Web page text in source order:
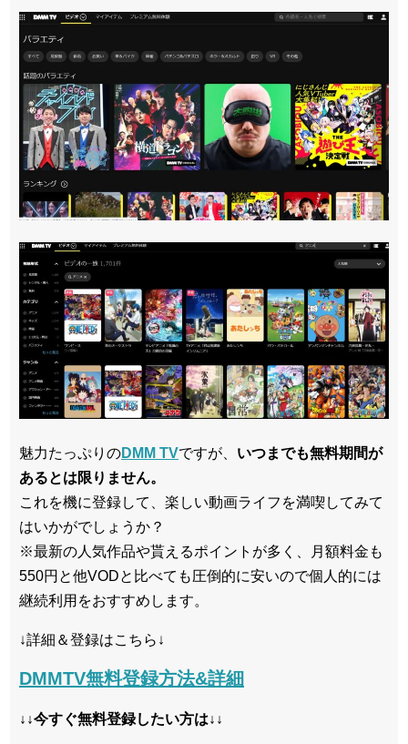
魅力たっぷりのDMM TVですが、 いつまでも無料期間が
あるとは限りません。
これを機に登録して、楽しい動画ライフを満喫してみて
はいかがでしょうか？
※最新の人気作品や貰えるポイントが多く、月額料金も
550円と他VODと比べても圧倒的に安いので個人的には
継続利用をおすすめします。
↓詳細＆登録はこちら↓
DMMTV無料登録方法&詳細
↓↓今すぐ無料登録したい方は↓↓